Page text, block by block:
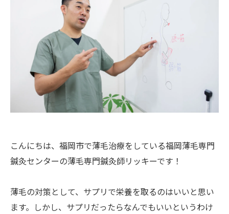
こんにちは、福岡市で薄毛治療をしている福岡薄毛専門
鍼灸センターの薄毛専門鍼灸師リッキーです！
薄毛の対策として、サプリで栄養を取るのはいいと思い
ます。しかし、サプリだったらなんでもいいというわけ